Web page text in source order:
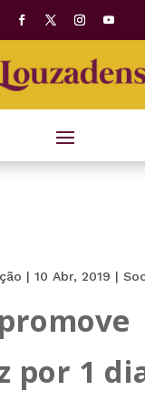
| 10 Abr, 2019 |
por 1